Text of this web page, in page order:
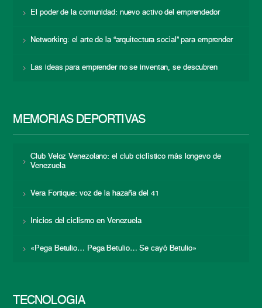
El poder de la comunidad: nuevo activo del emprendedor
Networking: el arte de la “arquitectura social” para emprender
Las ideas para emprender no se inventan, se descubren
MEMORIAS DEPORTIVAS
Club Veloz Venezolano: el club ciclístico más longevo de
Venezuela
Vera Fortique: voz de la hazaña del 41
Inicios del ciclismo en Venezuela
«Pega Betulio… Pega Betulio… Se cayó Betulio»
TECNOLOGÍA